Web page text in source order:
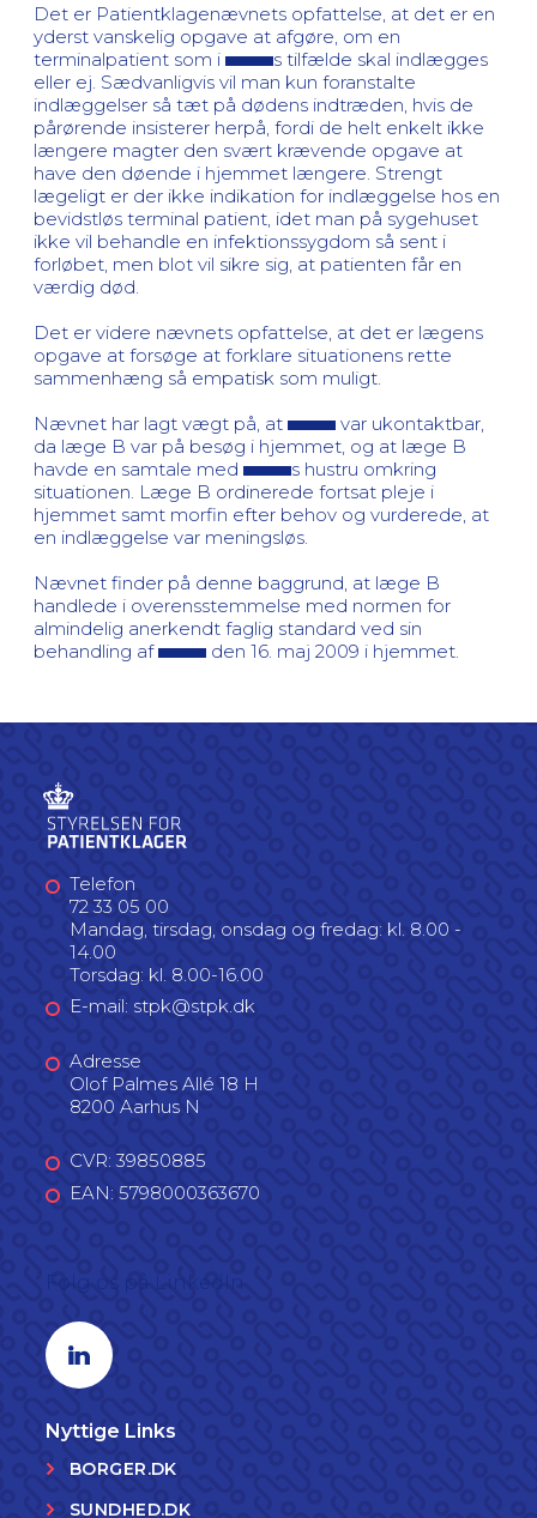
Det er Patientklagenævnets opfattelse, at det er en
yderst vanskelig opgave at afgøre, om en
terminalpatient som i
s tilfælde skal indlægges
eller ej. Sædvanligvis vil man kun foranstalte
indlæggelser så tæt på dødens indtræden, hvis de
pårørende insisterer herpå, fordi de helt enkelt ikke
længere magter den svært krævende opgave at
have den døende i hjemmet længere. Strengt
lægeligt er der ikke indikation for indlæggelse hos en
bevidstløs terminal patient, idet man på sygehuset
ikke vil behandle en infektionssygdom så sent i
forløbet, men blot vil sikre sig, at patienten får en
værdig død.
Det er videre nævnets opfattelse, at det er lægens
opgave at forsøge at forklare situationens rette
sammenhæng så empatisk som muligt.
Nævnet har lagt vægt på, at
var ukontaktbar,
da læge B var på besøg i hjemmet, og at læge B
havde en samtale med
s hustru omkring
situationen. Læge B ordinerede fortsat pleje i
hjemmet samt morfin efter behov og vurderede, at
en indlæggelse var meningsløs.
Nævnet finder på denne baggrund, at læge B
handlede i overensstemmelse med normen for
almindelig anerkendt faglig standard ved sin
behandling af
den 16. maj 2009 i hjemmet.
Telefon
72 33 05 00
Mandag, tirsdag, onsdag og fredag: kl. 8.00 -
14.00
Torsdag: kl. 8.00-16.00
E-mail: stpk@stpk.dk
Adresse
Olof Palmes Allé 18 H
8200 Aarhus N
CVR: 39850885
EAN: 5798000363670
Linkedin profil
Nyttige Links
BORGER.DK
SUNDHED.DK